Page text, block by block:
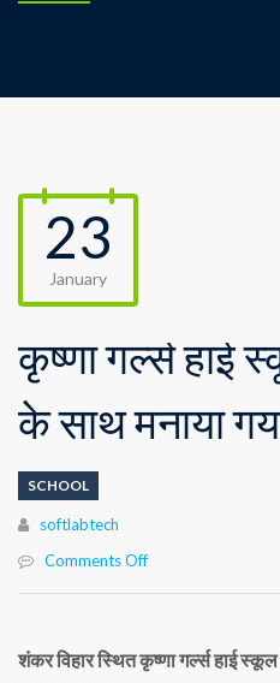
23
January
कृष्णा गर्ल्स हाई
के साथ मनाया
SCHOOL
Author
softlabtech
Comments Off
स्कूल
शंकर विहार स्थित कृष्णा गर्ल्स हाई